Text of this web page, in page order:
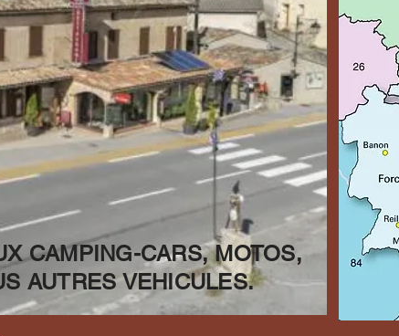
CAMPING-CARS, MOTOS,
AUTRES VEHICULES.